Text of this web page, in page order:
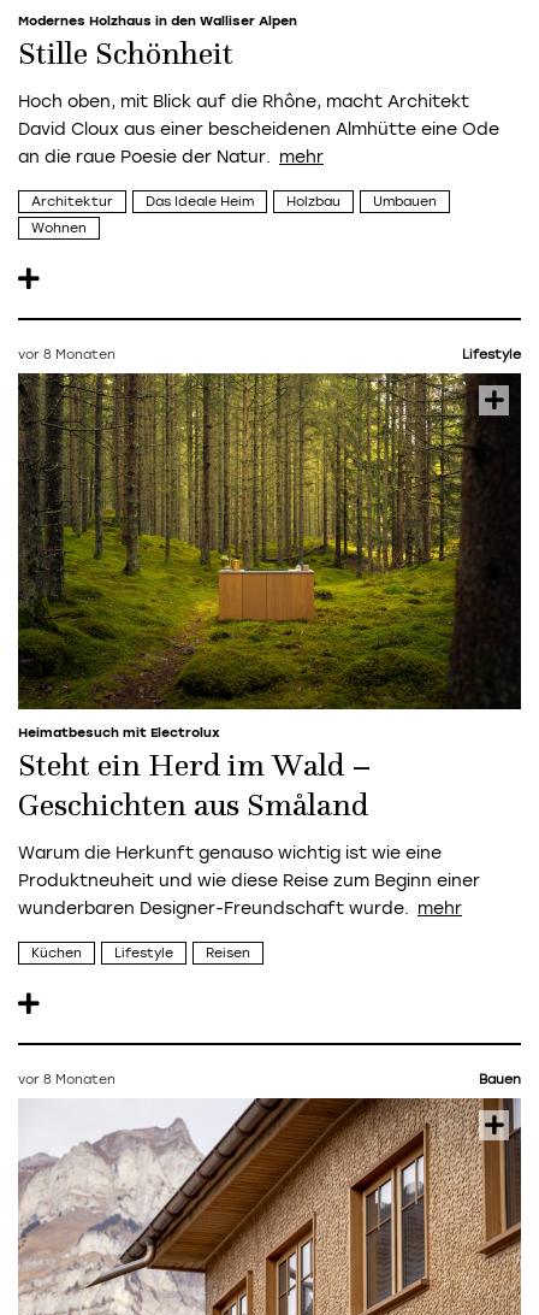
Modernes Holzhaus in den Walliser Alpen
Stille Schönheit
Hoch oben, mit Blick auf die Rhône, macht Architekt
David Cloux aus einer bescheidenen Almhütte eine Ode
an die raue Poesie der Natur.
Architektur Das Ideale Heim Holzbau
Umbauen
Wohnen
vor 8 Monaten Lifestyle
Heimatbesuch mit Electrolux
Steht ein Herd im Wald –
Geschichten aus Småland
Warum die Herkunft genauso wichtig ist wie eine
Produktneuheit und wie diese Reise zum Beginn einer
wunderbaren Designer-Freundschaft wurde.
Küchen Lifestyle Reisen
vor 8 Monaten Bauen